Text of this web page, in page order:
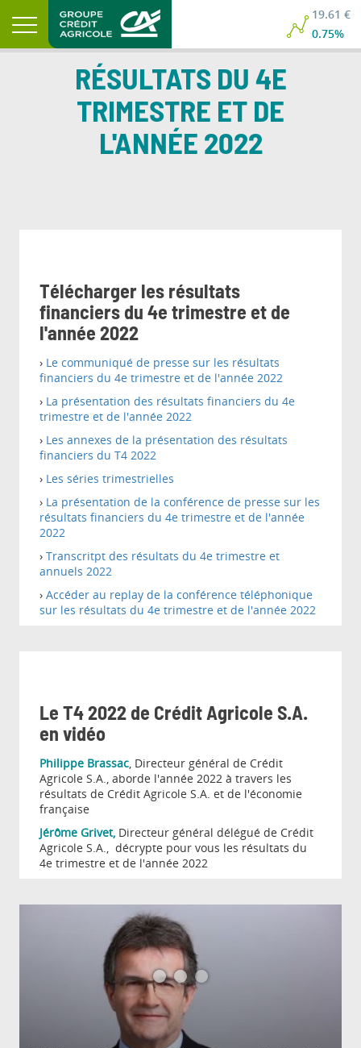
19.61 €
0.75%
RÉSULTATS DU 4E
TRIMESTRE ET DE
L'ANNÉE 2022
Télécharger les résultats
financiers du 4e trimestre et de
l'année 2022
› Le communiqué de presse sur les résultats
financiers du 4e trimestre et de l'année 2022
› La présentation des résultats financiers du 4e
trimestre et de l'année 2022
› Les annexes de la présentation des résultats
financiers du T4 2022
› Les séries trimestrielles
› La présentation de la conférence de presse sur les
résultats financiers du 4e trimestre et de l'année
2022
› Transcritpt des résultats du 4e trimestre et
annuels 2022
› Accéder au replay de la conférence téléphonique
sur les résultats du 4e trimestre et de l'année 2022
Le T4 2022 de Crédit Agricole S.A.
en vidéo
Philippe Brassac, Directeur général de Crédit
Agricole S.A., aborde l'année 2022 à travers les
résultats de Crédit Agricole S.A. et de l'économie
française
Jérôme Grivet, Directeur général délégué de Crédit
Agricole S.A., décrypte pour vous les résultats du
4e trimestre et de l'année 2022